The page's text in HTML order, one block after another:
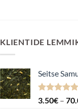
KLIENTIDE
Seitse
Hinnanguga
3.50€ –